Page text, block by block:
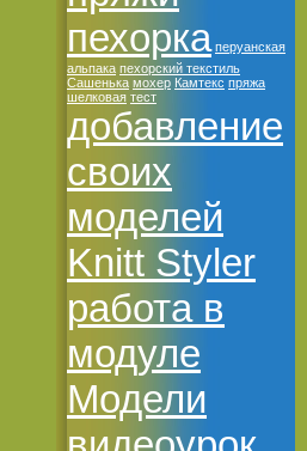
пехорка перуанская
альпака пехорский текстиль
Сашенька мохер Камтекс пряжа
шелковая тест
добавление
своих
моделей
Knitt Styler
работа в
модуле
Модели